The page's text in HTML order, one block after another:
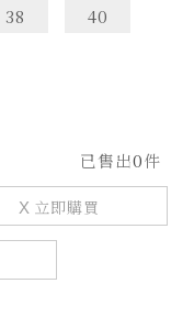
38
40
已售出0件
立即購買